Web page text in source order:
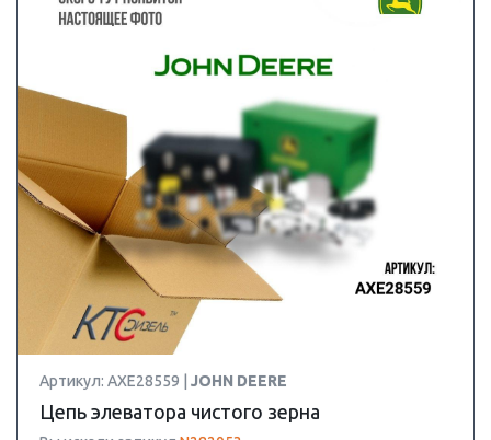
Артикул: AXE28559 | JOHN DEERE
Цепь элеватора чистого зерна